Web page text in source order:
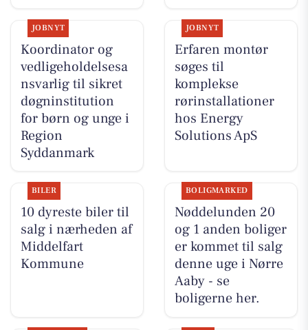
JOBNYT
Koordinator og
vedligeholdelsesa
nsvarlig til sikret
døgninstitution
for børn og unge i
Region
Syddanmark
JOBNYT
Erfaren montør
søges til
komplekse
rørinstallationer
hos Energy
Solutions ApS
BILER
10 dyreste biler til
salg i nærheden af
Middelfart
Kommune
BOLIGMARKED
Nøddelunden 20
og 1 anden boliger
er kommet til salg
denne uge i Nørre
Aaby - se
boligerne her.